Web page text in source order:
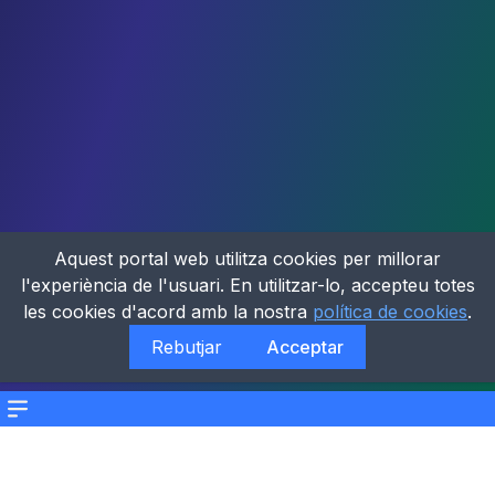
Menu
Aquest portal web utilitza cookies per millorar
l'experiència de l'usuari. En utilitzar-lo, accepteu totes
les cookies d'acord amb la nostra política de cookies.
Rebutjar
Acceptar